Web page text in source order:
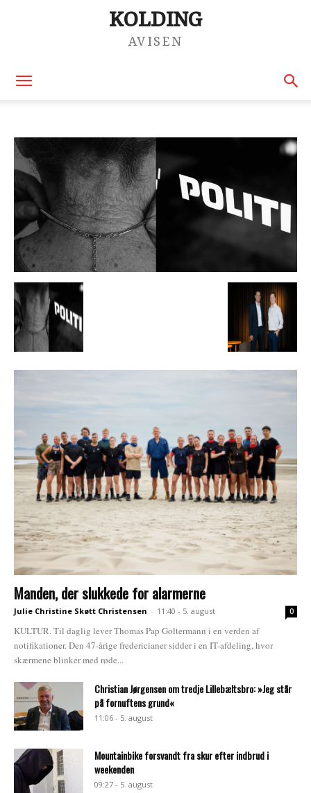
KOLDING
AVISEN
Manden, der slukkede for alarmerne
Julie Christine Skøtt Christensen - 11:40 - 5. august 0
KULTUR. Til daglig lever Thomas Pap Goltermann i en verden af
notifikationer. Den 47-årige fredericianer sidder i en IT-afdeling, hvor
skærmene blinker med røde...
Christian Jørgensen om tredje Lillebæltsbro: »Jeg står
på fornuftens grund«
11:06 - 5. august
Mountainbike forsvandt fra skur efter indbrud i
weekenden
09:27 - 5. august